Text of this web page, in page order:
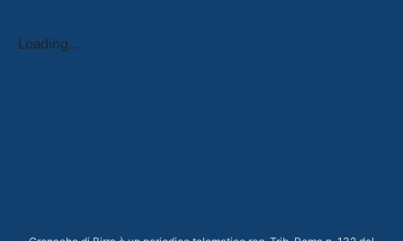
Loading...